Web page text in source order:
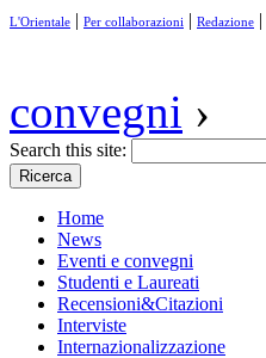
L'Orientale | Per collaborazioni | Redazione |
convegni ›
Search this site:
Home
News
Eventi e convegni
Studenti e Laureati
Recensioni&Citazioni
Interviste
Internazionalizzazione